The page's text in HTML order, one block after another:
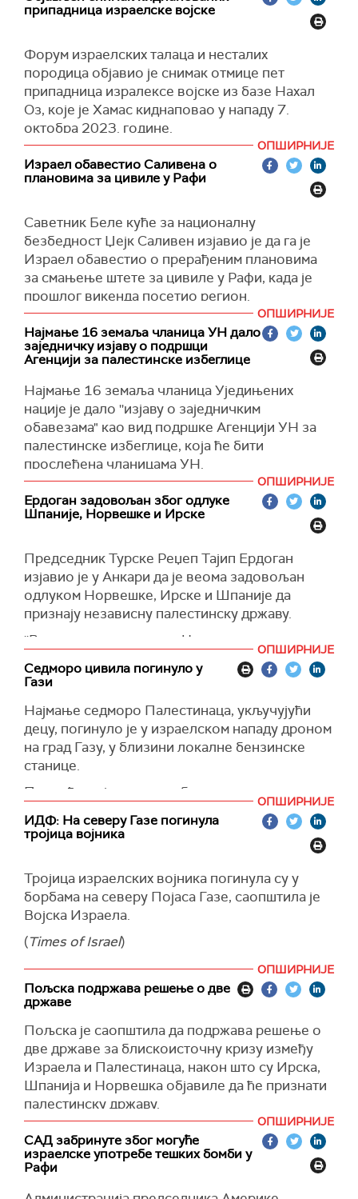
професионалним правилима'', нагласила је
Навела је да Египат ''категорички одбацује"
оптужбе и истакла да ће слични потези само
закопликовати ситуацију.
"Стране које износе те оптужбе то чине како
би избегли доношење одлучујућих одлука у
(Al Jazeera
војног штаба израелске војске, док је ратни
кабинет сазвао ванредни састанак.
Демонстранти су запалили ватру испред
зграде, а блокирали су саобраћај у оба смера.
Протест у Јерусалиму одржава се испред
канцеларије премијера Бенјамина Нетанјахуа у
Јерусалиму са истим захтевима.
(Times of Israel)
припадница израелске војске
Форум израелских талаца и несталих
породица објавио је снимак отмице пет
припадница изралексе војске из базе Нахал
Оз, које је Хамас киднаповао у нападу 7.
октобра 2023. године.
"Снимак је доказ неуспеха да се таоци врате у
Израел", пише у образложењу.
Видео је снимљен камерама које су 7. октобра
носили припадници Хамаса, пишеТајмс ов
Израел, а свих пет припадница израелске
војске је и даље у хамасовом заточеништву у
Појасу Газе.
Породице талаца су затражиле да се снимак
емитује са циљем да пробуде нацију и владу да
агилније раде на ослобађању талаца.
(Times of Israel)
ОПШИРНИЈЕ
Израел обавестио Саливена о
плановима за цивиле у Рафи
Саветник Беле куће за националну
безбедност Џејк Саливен изјавио је да га је
Израел обавестио о прерађеним плановима
за смањење штете за цивиле у Рафи, када је
прошлог викенда посетио регион.
''Видећемо шта ће се даље догађати.
Гледаћемо да ли ова операција изазива више
смрти и разарања или је прецизна и
(Times of Israel)
ОПШИРНИЈЕ
Најмање 16 земаља чланица УН дало
заједничку изјаву о подршци
Агенцији за палестинске избеглице
Најмање 16 земаља чланица Уједињених
нације је дало ''изјаву о заједничким
обавезама" као вид подршке Агенцији УН за
палестинске избеглице, која ће бити
прослеђена чланицама УН.
Напори имају за циљ да ојачају организацију
која се дуго сматрала кључном за људе у Гази,
али се суочава са оптужбама Израела да су
нападима 7. октобра.
Независна истрага прошлог месеца је
показала да Израел тек треба да пружи доказе
за своје наводе да је ''значајан број"
запослених у Ангенцији уједно и при
терористичким организацијама.
(Al Jazeera
ОПШИРНИЈЕ
Ердоган задовољан због одлуке
Шпаније, Норвешке и Ирске
Председник Турске Реџеп Тајип Ердоган
изјавио је у Анкари да је веома задовољан
одлуком Норвешке, Ирске и Шпаније да
признају независну палестинску државу.
''Веома сам задовољан. Честитамо њиховим
лидерима на овој савесној одлуци. Позивамо
земље које још нису признале државу
ће остварити победу", поручио је Ердоган.
"Независна и суверена Палестина мора бити
успостављена са границама из 1967. године",
поручио је председник Турске.
(Times of Israel)
ОПШИРНИЈЕ
Седморо цивила погинуло у
Гази
Најмање седморо Палестинаца, укључујући
децу, погинуло је у израелском нападу дроном
на град Газу, у близини локалне бензинске
станице.
Повређено је више особа, пише палестинска
Напади израелске војске, наводи агенција,
настављени су и на југу палестинске енклаве,
око града Рафа.
(WAFA)
ОПШИРНИЈЕ
ИДФ: На северу Газе погинула
тројица војника
Тројица израелских војника погинула су у
борбама на северу Појаса Газе, саопштила је
Војска Израела.
(Times of Israel)
ОПШИРНИЈЕ
Пољска подржава решење о две
државе
Пољска је саопштила да подржава решење о
две државе за блискоисточну кризу између
Израела и Палестинаца, након што су Ирска,
Шпанија и Норвешка објавиле да ће признати
палестинску државу.
"Подржаћемо напоре високог представника
Европске уније и других земаља које сматрају
да је потребно неко дугорочно, стабилно
ОПШИРНИЈЕ
САД забринуте због могуће
израелске употребе тешких бомби у
Рафи